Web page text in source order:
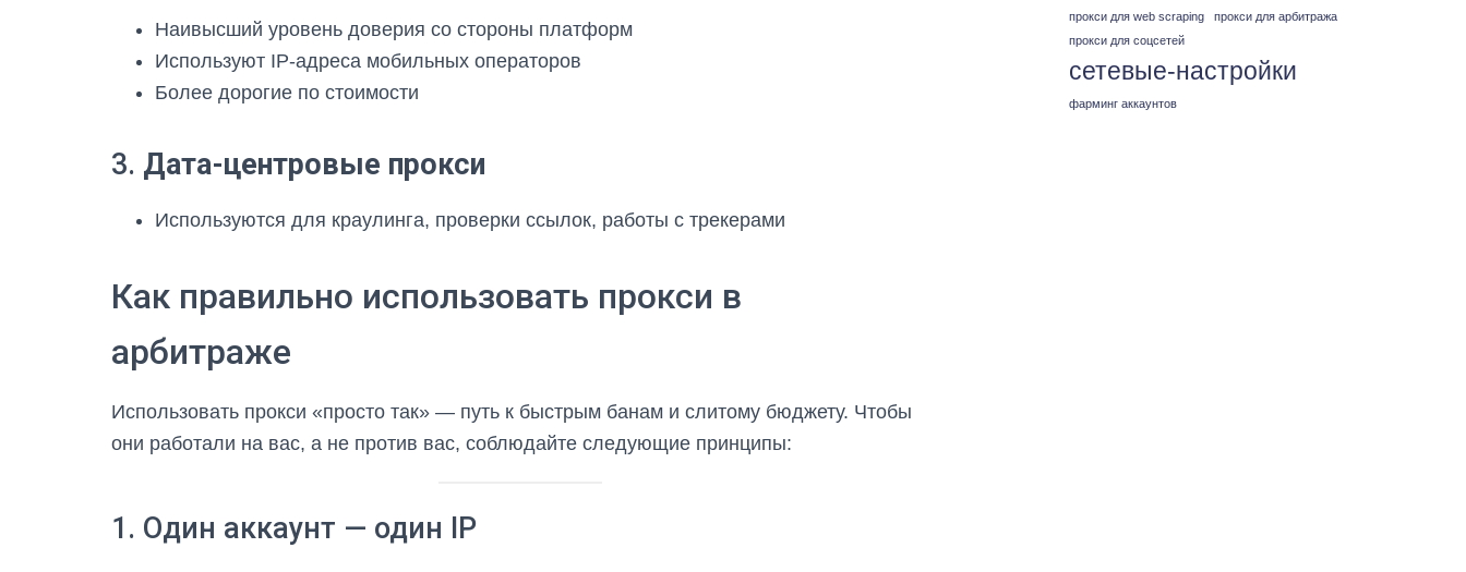
Наивысший уровень доверия со стороны платформ
Используют IP-адреса мобильных операторов
Более дорогие по стоимости
3. Дата-центровые прокси
Используются для краулинга, проверки ссылок, работы с трекерами
Как правильно использовать прокси в
арбитраже
Использовать прокси «просто так» — путь к быстрым банам и слитому бюджету. Чтобы
они работали на вас, а не против вас, соблюдайте следующие принципы:
1. Один аккаунт — один IP
прокси для web scraping
прокси для арбитража
прокси для соцсетей
сетевые-настройки
фарминг аккаунтов